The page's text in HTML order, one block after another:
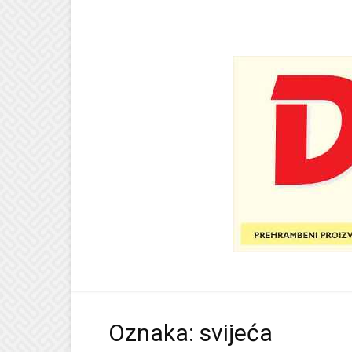
Oznaka: svijeća